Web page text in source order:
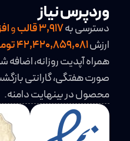
وردپرس نیاز
دسترسی به3,917قالبو
ارزش42,420,859,081 تومان
همراه آپدیت روزانه،
صورت هفتگی، گارانتی
محصول در بینهایت دامنه.